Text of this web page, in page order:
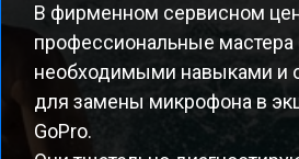
В фирменном сервисном
профессиональные
необходимыми навыками и
для замены микрофона в
GoPro.